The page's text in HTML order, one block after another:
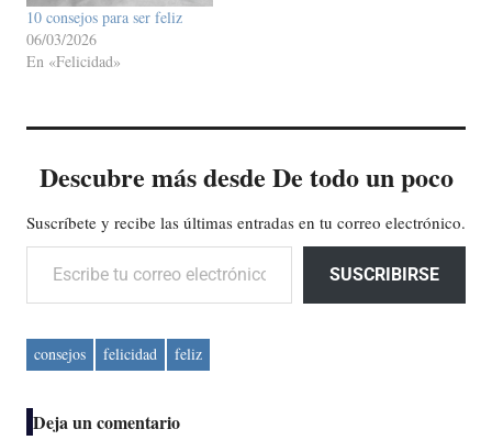
10 consejos para ser feliz
06/03/2026
En «Felicidad»
Descubre más desde De todo un poco
Suscríbete y recibe las últimas entradas en tu correo electrónico.
Escribe tu correo electrónico…
SUSCRIBIRSE
consejos felicidad feliz
Deja un comentario